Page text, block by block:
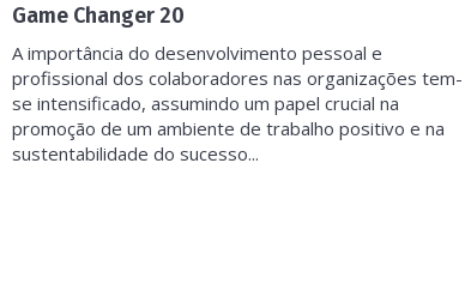
Game Changer 20
A importância do desenvolvimento pessoal e
profissional dos colaboradores nas organizações tem-
se intensificado, assumindo um papel crucial na
promoção de um ambiente de trabalho positivo e na
sustentabilidade do sucesso...